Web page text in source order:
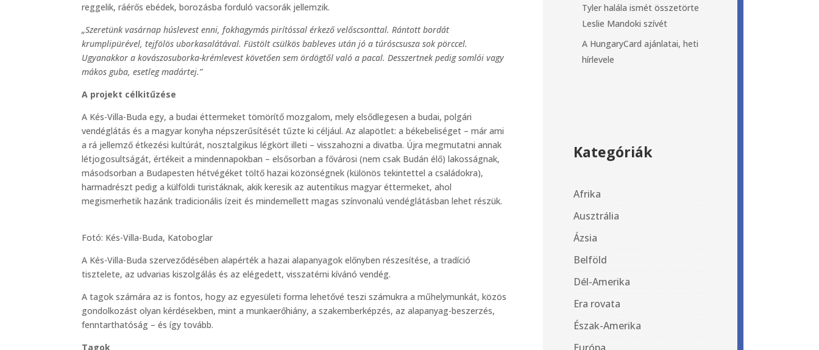
reggelik, ráérős ebédek, borozásba forduló vacsorák jellemzik.
„Szeretünk vasárnap húslevest enni, fokhagymás pirítóssal érkező velőscsonttal. Rántott bordát
krumplipürével, tejfölös uborkasalátával. Füstölt csülkös bableves után jó a túróscsusza sok pörccel.
Ugyanakkor a kovászosuborka-krémlevest követően sem ördögtől való a pacal. Desszertnek pedig somlói vagy
mákos guba, esetleg madártej.”
A projekt célkitűzése
A Kés-Villa-Buda egy, a budai éttermeket tömörítő mozgalom, mely elsődlegesen a budai, polgári
vendéglátás és a magyar konyha népszerűsítését tűzte ki céljául. Az alapötlet: a békebeliséget – már ami
a rá jellemző étkezési kultúrát, nosztalgikus légkört illeti – visszahozni a divatba. Újra megmutatni annak
létjogosultságát, értékeit a mindennapokban – elsősorban a fővárosi (nem csak Budán élő) lakosságnak,
másodsorban a Budapesten hétvégéket töltő hazai közönségnek (különös tekintettel a családokra),
harmadrészt pedig a külföldi turistáknak, akik keresik az autentikus magyar éttermeket, ahol
megismerhetik hazánk tradicionális ízeit és mindemellett magas színvonalú vendéglátásban lehet részük.
Fotó: Kés-Villa-Buda, Katoboglar
A Kés-Villa-Buda szerveződésében alapérték a hazai alapanyagok előnyben részesítése, a tradíció
tisztelete, az udvarias kiszolgálás és az elégedett, visszatérni kívánó vendég.
A tagok számára az is fontos, hogy az egyesületi forma lehetővé teszi számukra a műhelymunkát, közös
gondolkozást olyan kérdésekben, mint a munkaerőhiány, a szakemberképzés, az alapanyag-beszerzés,
fenntarthatóság – és így tovább.
Tagok
Tyler halála ismét összetörte
Leslie Mandoki szívét
A HungaryCard ajánlatai, heti
hírlevele
Kategóriák
Afrika
Ausztrália
Ázsia
Belföld
Dél-Amerika
Era rovata
Észak-Amerika